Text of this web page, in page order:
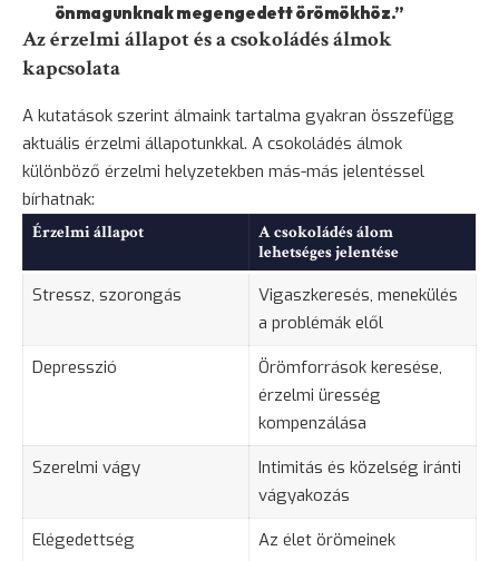
önmagunknak megengedett örömökhöz.”
Az érzelmi állapot és a csokoládés álmok
kapcsolata
A kutatások szerint álmaink tartalma gyakran összefügg
aktuális érzelmi állapotunkkal. A csokoládés álmok
különböző érzelmi helyzetekben más-más jelentéssel
bírhatnak:
Érzelmi állapot
A csokoládés álom
lehetséges jelentése
Stressz, szorongás Vigaszkeresés, menekülés
a problémák elől
Depresszió
Örömforrások keresése,
érzelmi üresség
kompenzálása
Szerelmi vágy
Intimitás és közelség iránti
vágyakozás
Elégedettség
Az élet örömeinek